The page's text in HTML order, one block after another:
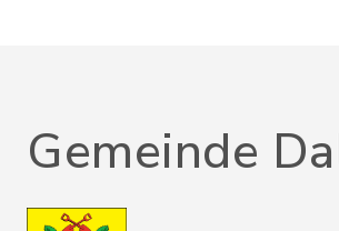
Gemeinde